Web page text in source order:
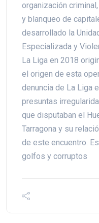
organización
y blanqueo de
desarrollado la
Especializada y
La Liga en 2018
el origen de esta
denuncia de La Liga
presuntas
que disputaban el
Tarragona y su
de este encuentro.
golfos y corruptos